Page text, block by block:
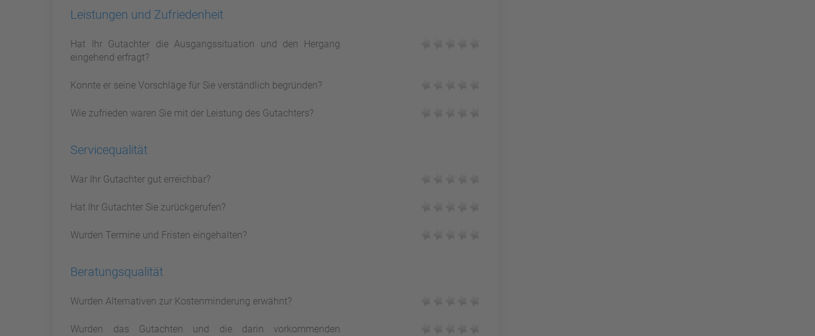
Leistungen und Zufriedenheit
Hat Ihr Gutachter die Ausgangssituation und den Hergang
eingehend erfragt?
Konnte er seine Vorschläge für Sie verständlich begründen?
Wie zufrieden waren Sie mit der Leistung des Gutachters?
Servicequalität
War Ihr Gutachter gut erreichbar?
Hat Ihr Gutachter Sie zurückgerufen?
Wurden Termine und Fristen eingehalten?
Beratungsqualität
Wurden Alternativen zur Kostenminderung erwähnt?
Wurden das Gutachten und die darin vorkommenden